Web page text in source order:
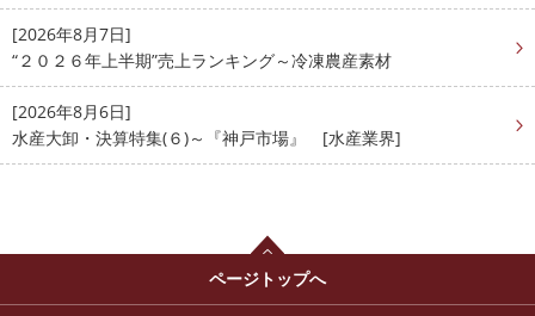
[2026年8月7日]
“２０２６年上半期”売上ランキング～冷凍農産素材
[2026年8月6日]
水産大卸・決算特集(６)～『神戸市場』 [水産業界]
ページトップへ